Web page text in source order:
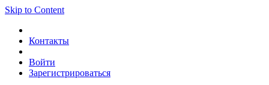
Skip to Content
Контакты
Войти
Зарегистрироваться